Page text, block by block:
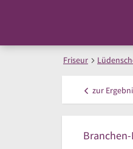
Friseur
zur